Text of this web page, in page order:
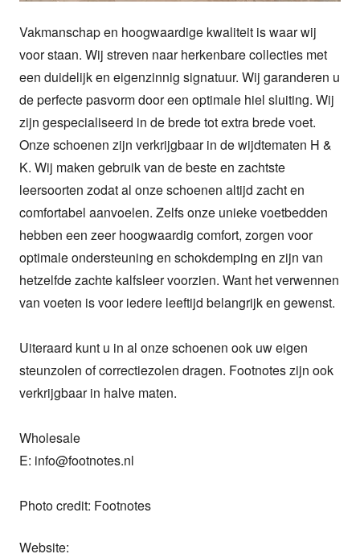
Vakmanschap en hoogwaardige kwaliteit is waar wij
voor staan. Wij streven naar herkenbare collecties met
een duidelijk en eigenzinnig signatuur. Wij garanderen u
de perfecte pasvorm door een optimale hiel sluiting. Wij
zijn gespecialiseerd in de brede tot extra brede voet.
Onze schoenen zijn verkrijgbaar in de wijdtematen H &
K. Wij maken gebruik van de beste en zachtste
leersoorten zodat al onze schoenen altijd zacht en
comfortabel aanvoelen. Zelfs onze unieke voetbedden
hebben een zeer hoogwaardig comfort, zorgen voor
optimale ondersteuning en schokdemping en zijn van
hetzelfde zachte kalfsleer voorzien. Want het verwennen
van voeten is voor iedere leeftijd belangrijk en gewenst.
Uiteraard kunt u in al onze schoenen ook uw eigen
steunzolen of correctiezolen dragen. Footnotes zijn ook
verkrijgbaar in halve maten.
Wholesale
E: info@footnotes.nl
Photo credit: Footnotes
Website: